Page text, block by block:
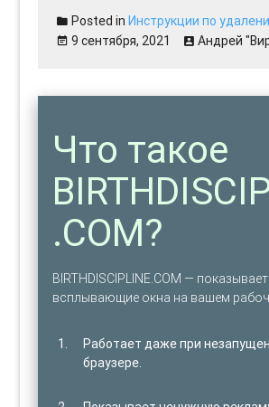
Posted inИнструкции по
9 сентября, 2021
Андрей
Что такое
.COM?
BIRTHDISCIPLINE.COM —
всплывающие окна на вашем
Работает даже при
браузере.